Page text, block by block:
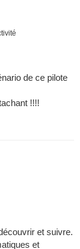
de ce pilote
!!!!
et suivre.
et